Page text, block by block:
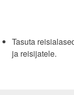
Tasuta
ja reisijatele.